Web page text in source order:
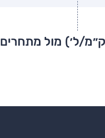
ל׳) מול מתחרים